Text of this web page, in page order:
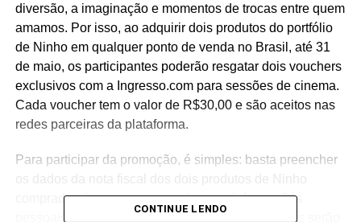
diversão, a imaginação e momentos de trocas entre quem
amamos. Por isso, ao adquirir dois produtos do portfólio
de Ninho em qualquer ponto de venda no Brasil, até 31
de maio, os participantes poderão resgatar dois vouchers
exclusivos com a Ingresso.com para sessões de cinema.
Cada voucher tem o valor de R$30,00 e são aceitos nas
redes parceiras da plataforma.
Para participar da promoção, é simples: basta preencher
os dados da nota fiscal dos dois produtos de Ninho
comprados, juntamente com algumas informações
pessoais, no site oficial da promoção. Os vouchers serão
CONTINUE LENDO